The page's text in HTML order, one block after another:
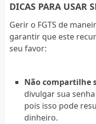
DICAS PARA USAR
Gerir o FGTS de
garantir que este
seu favor:
Não compartilhe
divulgar sua
pois isso pode
dinheiro.